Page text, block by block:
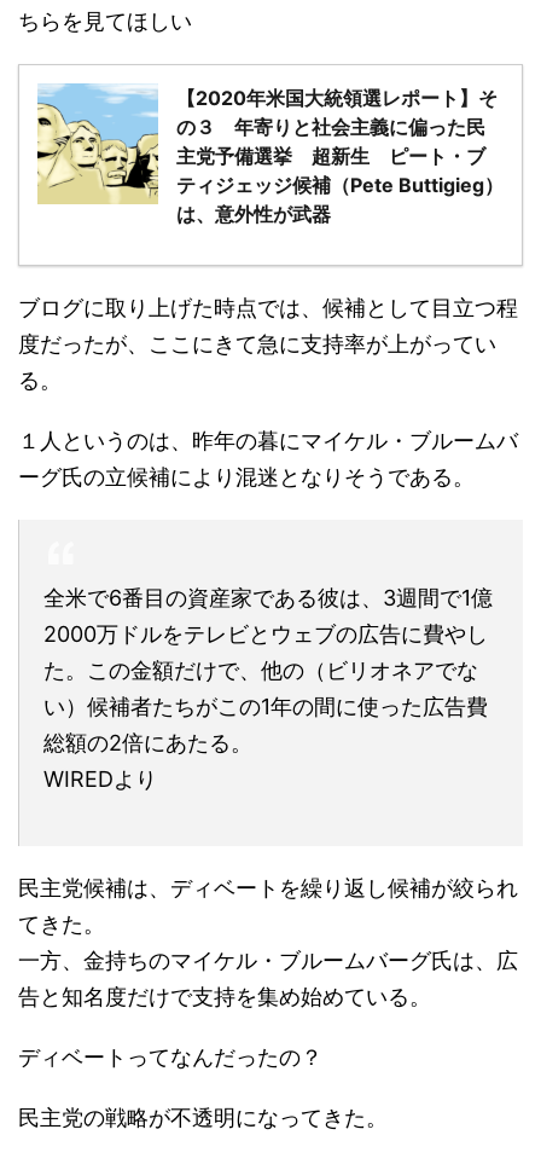
ちらを見てほしい
【2020年米国大統領選レポート】そ
の３ 年寄りと社会主義に偏った民
主党予備選挙 超新生 ピート・ブ
ティジェッジ候補（Pete Buttigieg）
は、意外性が武器
ブログに取り上げた時点では、候補として目立つ程
度だったが、ここにきて急に支持率が上がってい
る。
１人というのは、昨年の暮にマイケル・ブルームバ
ーグ氏の立候補により混迷となりそうである。
全米で6番目の資産家である彼は、3週間で1億
2000万ドルをテレビとウェブの広告に費やし
た。この金額だけで、他の（ビリオネアでな
い）候補者たちがこの1年の間に使った広告費
総額の2倍にあたる。
WIREDより
民主党候補は、ディベートを繰り返し候補が絞られ
てきた。
一方、金持ちのマイケル・ブルームバーグ氏は、広
告と知名度だけで支持を集め始めている。
ディベートってなんだったの？
民主党の戦略が不透明になってきた。